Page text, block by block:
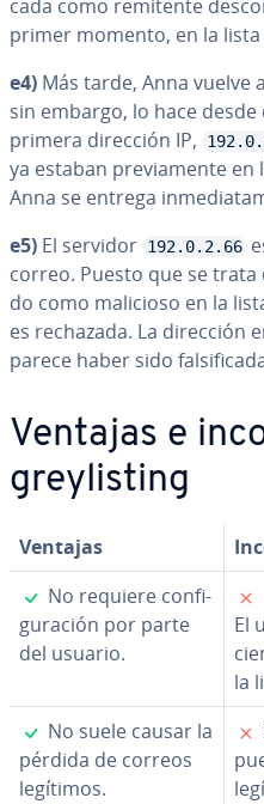
ca­da como remitente
primer momento, en la lista
e4) Más tarde, Anna vuelve
sin embargo, lo hace desde
primera dirección IP,
ya estaban pre­via­me­n­te en
Anna se entrega
e5) El servidor 192.0.2.66
correo. Puesto que se
do como malicioso en la
es rechazada. La dirección
parece haber sido
Ventajas e
gre­y­li­s­ti­ng
Ventajas
✓
No requiere co­n­fi­
gu­ra­ción por parte
del usuario.
El
la
✓
No suele causar la
pérdida de correos
legítimos.